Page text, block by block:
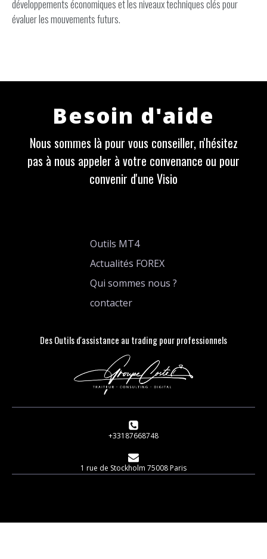
développements économiques et les niveaux techniques clés pour
évaluer les mouvements futurs.
Besoin d'aide
Nous sommes là pour vous conseiller, n'hésitez
pas à nous appeler à votre convenance ou pour
convenir d'une Visio
Outils MT4
Actualités FOREX
Qui sommes nous ?
contacter
Des Outils d'assistance au trading pour professionnels
+33187668748
1 rue de Stockholm 75008 Paris